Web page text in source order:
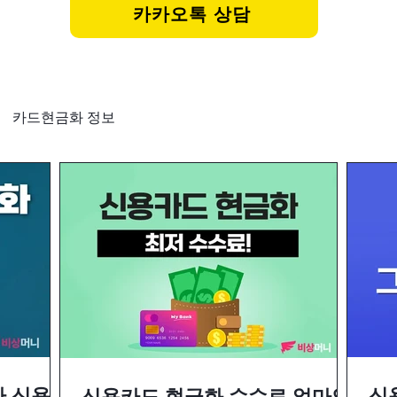
카카오톡 상담
카드현금화 정보